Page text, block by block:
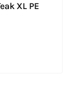
XL PE